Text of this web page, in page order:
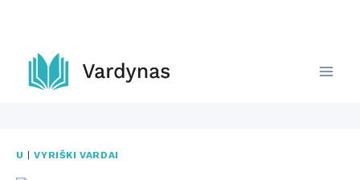
content
U |VYRIŠKI VARDAI